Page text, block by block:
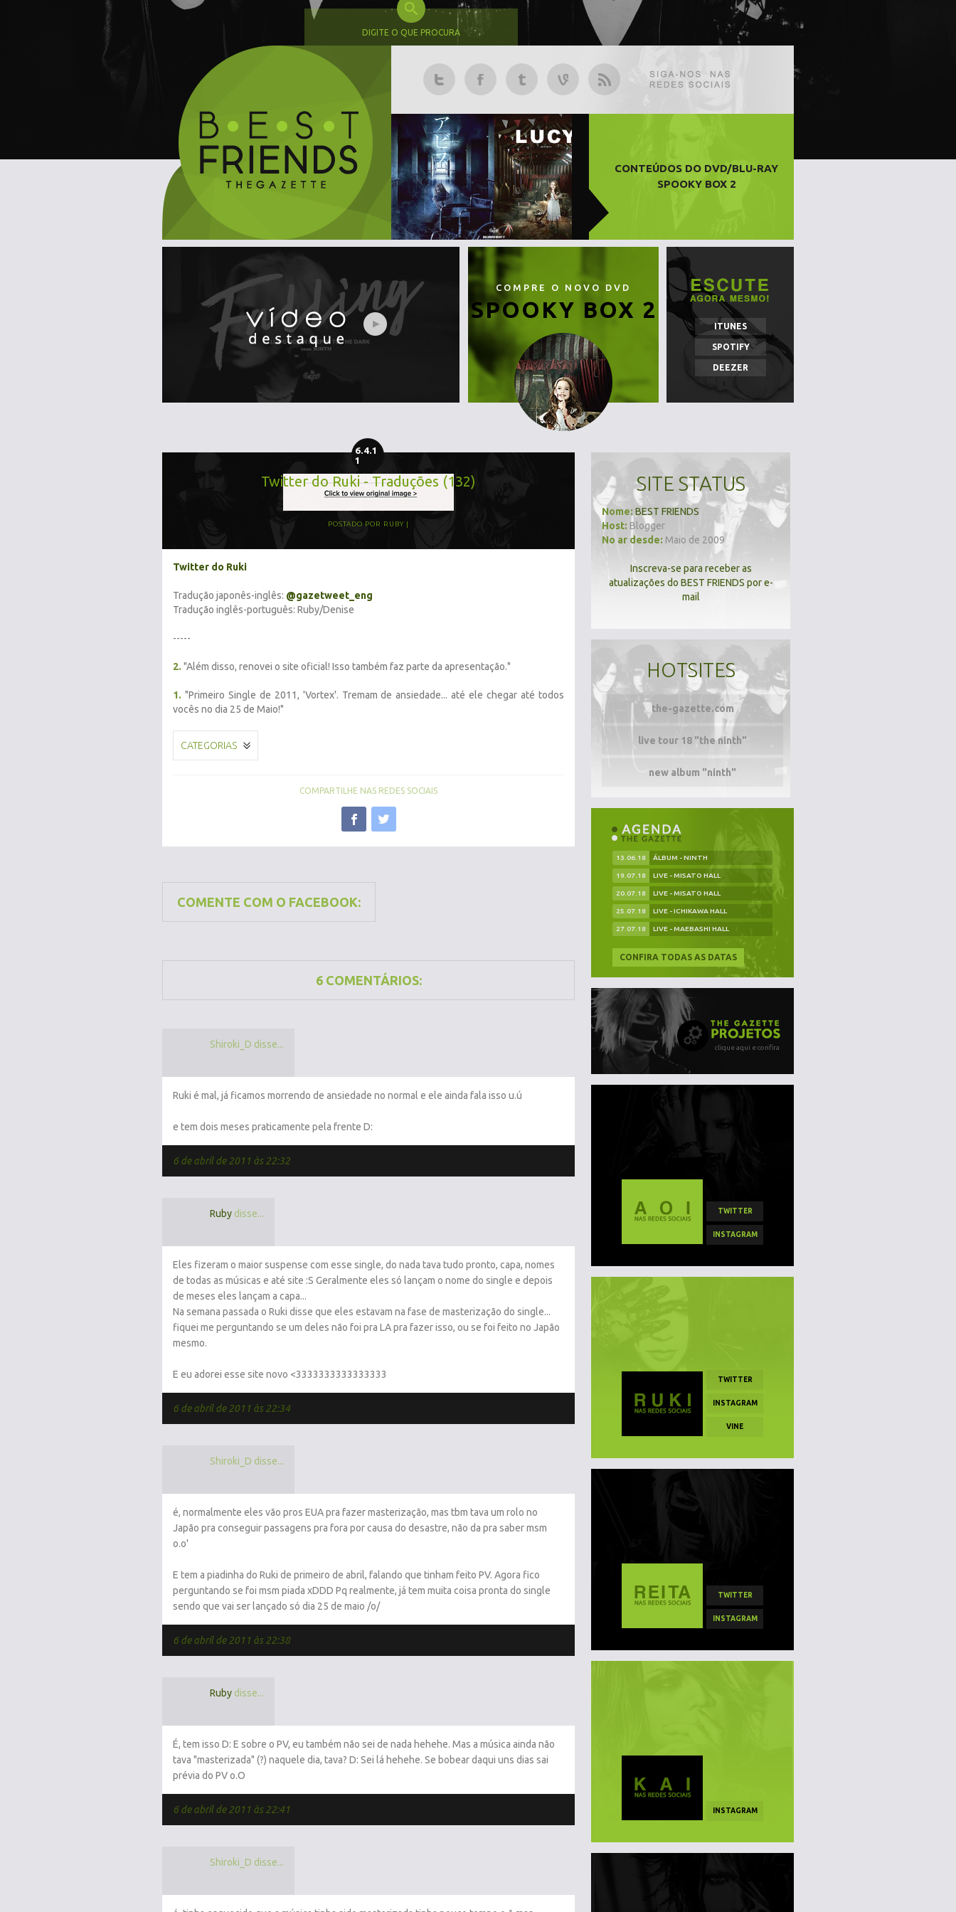
DIGITE O QUE PROCURA
CONTEÚDOS DO DVD/BLU-RAY
SPOOKY BOX 2
COMPRE O NOVO DVD
SPOOKY BOX 2
ITUNES
SPOTIFY
DEEZER
6.4.1
1
Twitter do Ruki - Traduções (132)
POSTADO POR RUBY
Twitter do Ruki
Tradução japonês-inglês: @gazetweet_eng
Tradução inglês-português: Ruby/Denise
-----
2. "Além disso, renovei o site oficial! Isso também faz parte da apresentação."
1. "Primeiro Single de 2011, 'Vortex'. Tremam de ansiedade... até ele chegar até todos
vocês no dia 25 de Maio!"
CATEGORIAS
COMPARTILHE NAS REDES SOCIAIS
COMENTE COM O FACEBOOK:
6 COMENTÁRIOS:
Shiroki_D disse...
Ruki é mal, já ficamos morrendo de ansiedade no normal e ele ainda fala isso u.ú
e tem dois meses praticamente pela frente D:
6 de abril de 2011 às 22:32
Ruby disse...
Eles fizeram o maior suspense com esse single, do nada tava tudo pronto, capa, nomes
de todas as músicas e até site :S Geralmente eles só lançam o nome do single e depois
de meses eles lançam a capa...
Na semana passada o Ruki disse que eles estavam na fase de masterização do single...
fiquei me perguntando se um deles não foi pra LA pra fazer isso, ou se foi feito no Japão
mesmo.
E eu adorei esse site novo <3333333333333333
6 de abril de 2011 às 22:34
Shiroki_D disse...
é, normalmente eles vão pros EUA pra fazer masterização, mas tbm tava um rolo no
Japão pra conseguir passagens pra fora por causa do desastre, não da pra saber msm
o.o'
E tem a piadinha do Ruki de primeiro de abril, falando que tinham feito PV. Agora fico
perguntando se foi msm piada xDDD Pq realmente, já tem muita coisa pronta do single
sendo que vai ser lançado só dia 25 de maio /o/
6 de abril de 2011 às 22:38
Ruby disse...
É, tem isso D: E sobre o PV, eu também não sei de nada hehehe. Mas a música ainda não
tava "masterizada" (?) naquele dia, tava? D: Sei lá hehehe. Se bobear daqui uns dias sai
prévia do PV o.O
6 de abril de 2011 às 22:41
Shiroki_D disse...
SITE STATUS
Nome: BEST FRIENDS
Host: Blogger
No ar desde: Maio de 2009
Inscreva-se para receber as
atualizações do BEST FRIENDS por e-
mail
HOTSITES
the-gazette.com
live tour 18 "the ninth"
new album "ninth"
13.06.18 ÁLBUM - NINTH
19.07.18 LIVE - MISATO HALL
20.07.18 LIVE - MISATO HALL
25.07.18 LIVE - ICHIKAWA HALL
27.07.18 LIVE - MAEBASHI HALL
CONFIRA TODAS AS DATAS
clique aqui e confira
TWITTER
INSTAGRAM
TWITTER
INSTAGRAM
VINE
TWITTER
INSTAGRAM
INSTAGRAM